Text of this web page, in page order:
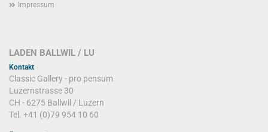
Impressum
LADEN BALLWIL / LU
Kontakt
Classic Gallery - pro pensum
Luzernstrasse 30
CH - 6275 Ballwil / Luzern
Tel. +41 (0)79 954 10 60